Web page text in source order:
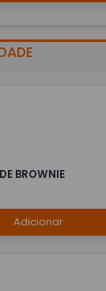
BROWNIE
Adicionar